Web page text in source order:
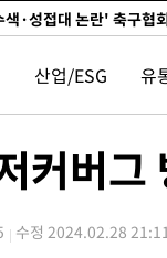
·성접대 논란' 축구협
상승 마감…S&P 0.6%
자 3명 늘어…누적 환
근 천종산삼 9뿌리 발
야 아시안게임서 '홈팀'
산업/ESG 유
커버
수정 2024.02.28